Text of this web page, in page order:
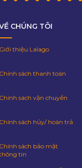
CHÚNG TÔI
Giới thiệu Lalago
Chính sách thanh toán
Chính sách vận chuyển
Chính sách hủy/ hoàn trả
Chính sách bảo mật
tin